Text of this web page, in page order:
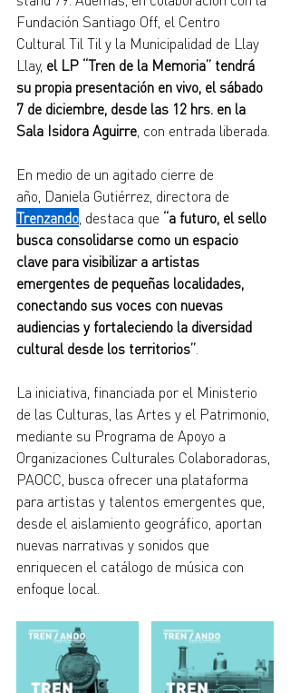
Fundación Santiago Off, el Centro
Cultural Til Til y la Municipalidad de Llay
Llay, el LP “Tren de la Memoria” tendrá
su propia presentación en vivo, el sábado
7 de diciembre, desde las 12 hrs. en la
Sala Isidora Aguirre , con entrada liberada.
En medio de un agitado cierre de
año, Daniela Gutiérrez, directora de
Trenzando , destaca que “a futuro, el sello
busca consolidarse como un espacio
clave para visibilizar a artistas
emergentes de pequeñas localidades,
conectando sus voces con nuevas
audiencias y fortaleciendo la diversidad
cultural desde los territorios”
La iniciativa, financiada por el Ministerio
de las Culturas, las Artes y el Patrimonio,
mediante su Programa de Apoyo a
Organizaciones Culturales Colaboradoras,
PAOCC, busca ofrecer una plataforma
para artistas y talentos emergentes que,
desde el aislamiento geográfico, aportan
nuevas narrativas y sonidos que
enriquecen el catálogo de música con
enfoque local.